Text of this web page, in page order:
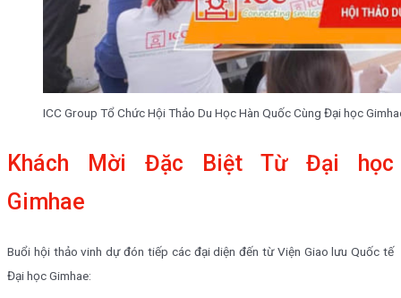
ICC Group Tổ Chức Hội Thảo Du Học Hàn Quốc Cùng Đại học
Khách Mời Đặc Biệt Từ Đại học
Gimhae
Buổi hội thảo vinh dự đón tiếp các đại diện đến từ Viện Giao lưu Quốc tế
Đại học Gimhae: